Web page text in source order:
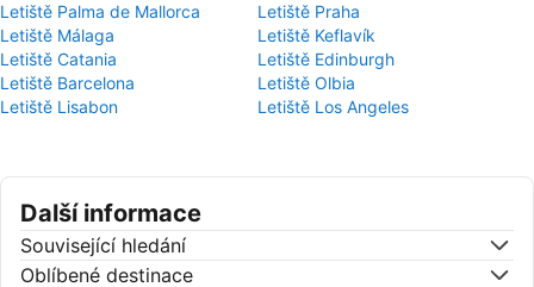
Letiště Palma de Mallorca
Letiště Praha
Letiště Málaga
Letiště Keflavík
Letiště Catania
Letiště Edinburgh
Letiště Barcelona
Letiště Olbia
Letiště Lisabon
Letiště Los Angeles
Další informace
Související hledání
Oblíbené destinace